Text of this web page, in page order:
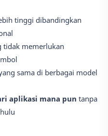
tinggi dibandingkan
tidak memerlukan
sama di berbagai model
aplikasi mana pun tanpa